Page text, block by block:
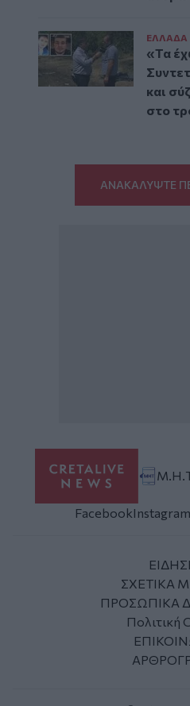
ΕΛΛAΔΑ
«Τα
και
στο
ΑΝΑΚΑΛΥΨΤΕ
FacebookInstagram
ΣΧΕΤΙΚΑ
ΠΡΟΣΩΠΙΚΑ
Πολιτική